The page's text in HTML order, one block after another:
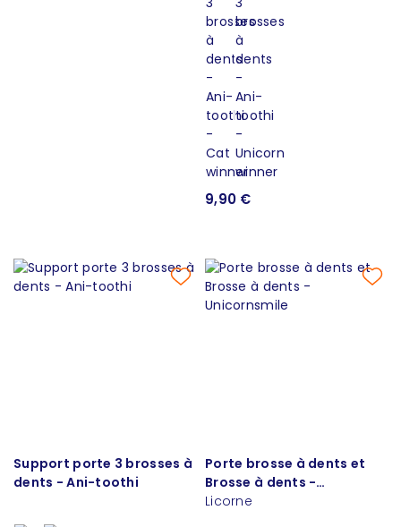
9,90 €
Support porte 3 brosses à
dents - Ani-toothi
Porte brosse à dents et
Brosse à dents -
Unicornsmile
Licorne